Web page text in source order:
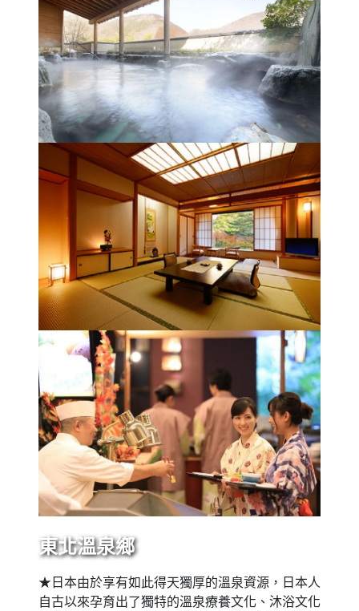
東北溫泉鄉
★日本由於享有如此得天獨厚的溫泉資源，日本人
自古以來孕育出了獨特的溫泉療養文化、沐浴文化